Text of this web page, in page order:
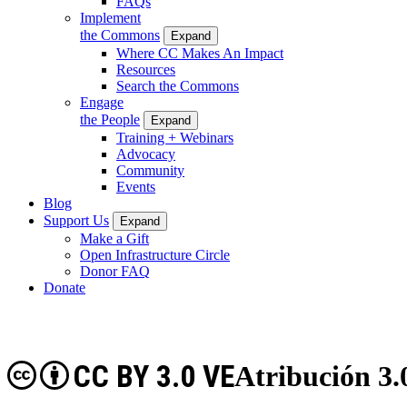
Implement
the Commons
Expand
Where CC Makes An Impact
Resources
Search the Commons
Engage
the People
Expand
Training + Webinars
Advocacy
Community
Events
Blog
Support Us
Expand
Make a Gift
Open Infrastructure Circle
Donor FAQ
Donate
Atribución
CC BY 3.0 VE